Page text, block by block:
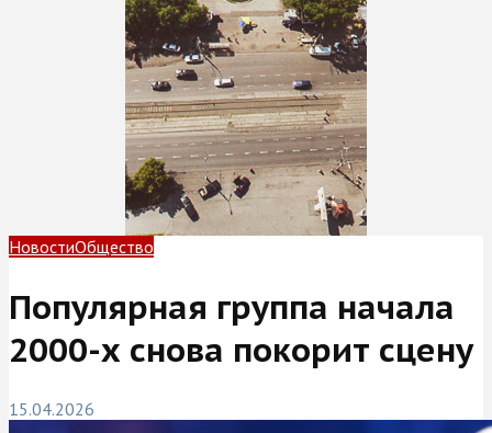
НовостиОбщество
Популярная группа начала
2000-х снова покорит сцену
15.04.2026